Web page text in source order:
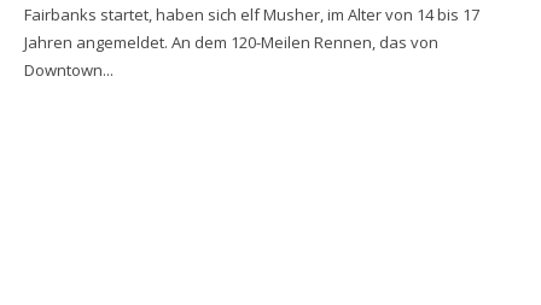
Fairbanks startet, haben sich elf Musher, im Alter von 14 bis 17
Jahren angemeldet. An dem 120-Meilen Rennen, das von
Downtown...